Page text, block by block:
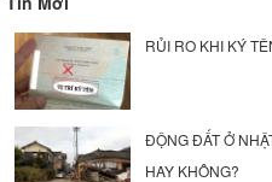
RỦI RO KHI KÝ
ĐỘNG ĐẤT Ở
HAY KHÔNG?